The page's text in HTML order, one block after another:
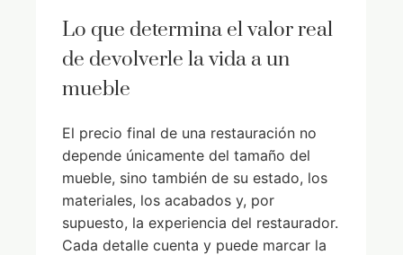
Lo que determina el valor real
de devolverle la vida a un
mueble
El precio final de una restauración no
depende únicamente del tamaño del
mueble, sino también de su estado, los
materiales, los acabados y, por
supuesto, la experiencia del restaurador.
Cada detalle cuenta y puede marcar la